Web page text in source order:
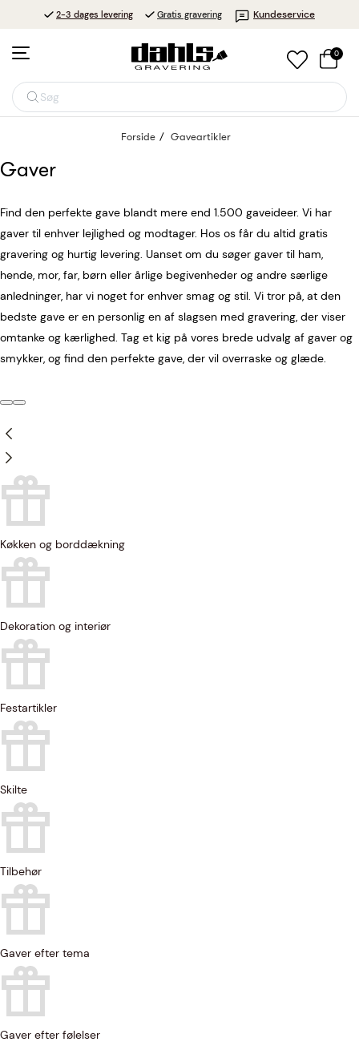
2-3 dages levering Gratis gravering Kundeservice
Søg
0
Forside Gaveartikler
Gaver
Find den perfekte gave blandt mere end 1.500 gaveideer. Vi har
gaver til enhver lejlighed og modtager. Hos os får du altid gratis
gravering og hurtig levering. Uanset om du søger gaver til ham,
hende, mor, far, børn eller årlige begivenheder og andre særlige
anledninger, har vi noget for enhver smag og stil. Vi tror på, at den
bedste gave er en personlig en af slagsen med gravering, der viser
omtanke og kærlighed. Tag et kig på vores brede udvalg af gaver og
smykker, og find den perfekte gave, der vil overraske og glæde.
Køkken og borddækning
Dekoration og interiør
Festartikler
Skilte
Tilbehør
Gaver efter tema
Gaver efter følelser